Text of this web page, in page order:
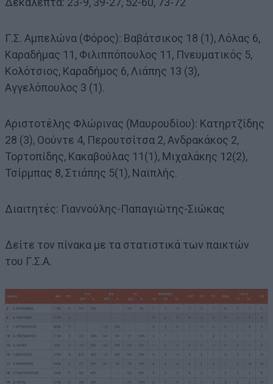
Γ.Σ. Αμπελώνα (Φόρος): Βαβάτσικος 18 (1), Λόλας 6,
Καραδήμας 11, Φιλιππόπουλος 11, Πνευματικός 5,
Κολότσιος, Καραδήμος 6, Λιάπης 13 (3),
Αγγελόπουλος 3 (1).
Αριστοτέλης Φλώρινας (Μαυρουδίου): Κατηρτζίδης
28 (3), Οούντε 4, Περουτσίτσα 2, Ανδρακάκος 2,
Τορτοπίδης, Κακαβούλας 11(1), Μιχαλάκης 12(2),
Τσίρμπας 8, Στιάπης 5(1), Ναϊπλής.
Διαιτητές: Γιαννούλης-Παπαγιώτης-Σιώκας
Δείτε τον πίνακα με τα στατιστικά των παικτών
του Γ.Σ.Α.